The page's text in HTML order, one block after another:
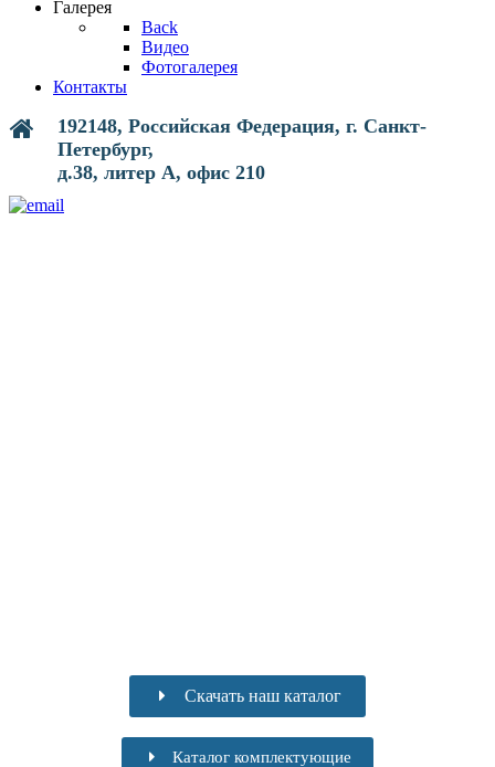
Галерея
Back
Видео
Фотогалерея
Контакты
192148, Российская Федерация, г. Санкт-
Петербург,
д.38, литер А, офис 210
Скачать наш каталог
Каталог комплектующие